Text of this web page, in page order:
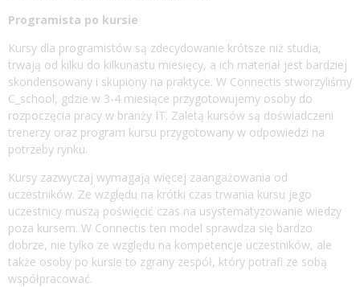
Programista po kursie
Kursy dla programistów są zdecydowanie krótsze niż studia,
trwają od kilku do kilkunastu miesięcy, a ich materiał jest bardziej
skondensowany i skupiony na praktyce. W Connectis stworzyliśmy
C_school, gdzie w 3-4 miesiące przygotowujemy osoby do
rozpoczęcia pracy w branży IT. Zaletą kursów są doświadczeni
trenerzy oraz program kursu przygotowany w odpowiedzi na
potrzeby rynku.
Kursy zazwyczaj wymagają więcej zaangażowania od
uczestników. Ze względu na krótki czas trwania kursu jego
uczestnicy muszą poświęcić czas na usystematyzowanie wiedzy
poza kursem. W Connectis ten model sprawdza się bardzo
dobrze, nie tylko ze względu na kompetencje uczestników, ale
także osoby po kursie to zgrany zespół, który potrafi ze sobą
współpracować.